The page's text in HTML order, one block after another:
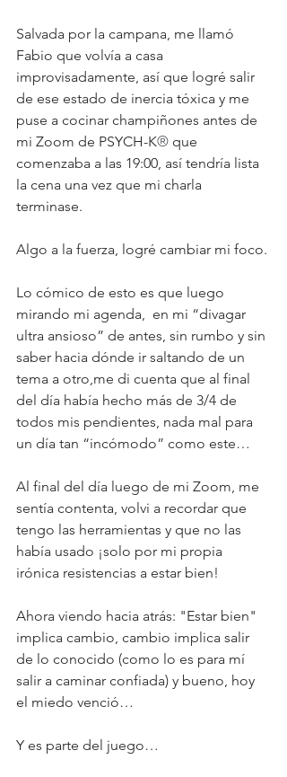
Salvada por la campana, me llamó
Fabio que volvía a casa
improvisadamente, así que logré salir
de ese estado de inercia tóxica y me
puse a cocinar champiñones antes de
mi Zoom de PSYCH-K® que
comenzaba a las 19:00, así tendría lista
la cena una vez que mi charla
terminase.
Algo a la fuerza, logré cambiar mi foco.
Lo cómico de esto es que luego
mirando mi agenda,  en mi “divagar
ultra ansioso” de antes, sin rumbo y sin
saber hacia dónde ir saltando de un
tema a otro,me di cuenta que al final
del día había hecho más de 3/4 de
todos mis pendientes, nada mal para
un día tan “incómodo” como este…
Al final del día luego de mi Zoom, me
sentía contenta, volvi a recordar que
tengo las herramientas y que no las
había usado ¡solo por mi propia
irónica resistencias a estar bien!
Ahora viendo hacia atrás: "Estar bien"
implica cambio, cambio implica salir
de lo conocido (como lo es para mí
salir a caminar confiada) y bueno, hoy
el miedo venció…
Y es parte del juego…